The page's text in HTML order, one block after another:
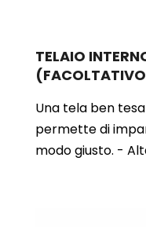
TELAIO
Una tela ben
permette di
modo giusto. -